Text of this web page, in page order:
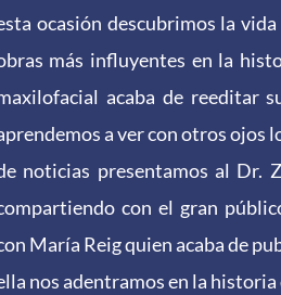
ocasión descubrimos la
más influyentes en la
acaba de reeditar
a ver con otros ojos
noticias presentamos al Dr.
con el gran
María Reig quien acaba de
nos adentramos en la historia